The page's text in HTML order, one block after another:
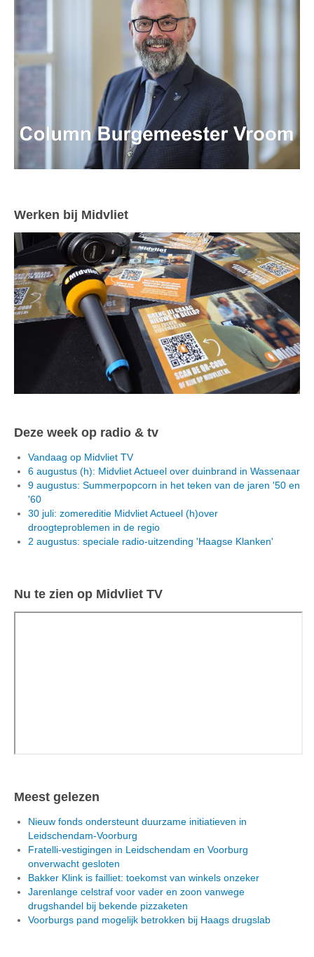
Werken bij Midvliet
Deze week op radio & tv
Vandaag op Midvliet TV
6 augustus (h): Midvliet Actueel over duinbrand in Wassenaar
9 augustus: Summerpopcorn in het teken van de jaren '50 en
'60
30 juli: zomereditie Midvliet Actueel (h)over
droogteproblemen in de regio
2 augustus: speciale radio-uitzending 'Haagse Klanken'
Nu te zien op Midvliet TV
Meest gelezen
Nieuw fonds ondersteunt duurzame initiatieven in
Leidschendam-Voorburg
Fratelli-vestigingen in Leidschendam en Voorburg
onverwacht gesloten
Bakker Klink is failliet: toekomst van winkels onzeker
Jarenlange celstraf voor vader en zoon vanwege
drugshandel bij bekende pizzaketen
Voorburgs pand mogelijk betrokken bij Haags drugslab